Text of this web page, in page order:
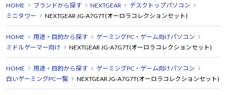
HOME ブランドから探す NEXTGEAR
デスクトップパソコン
ミニタワー
NEXTGEAR JG-A7G7T(オーロラコレクションセット)
HOME 用途・目的から探す
ゲーミングPC・ゲーム向けパソコン
ミドルゲーマー向け
NEXTGEAR JG-A7G7T(オーロラコレクションセット)
HOME 用途・目的から探す
ゲーミングPC・ゲーム向けパソコン
白いゲーミングPC一覧
NEXTGEAR JG-A7G7T(オーロラコレクションセット)